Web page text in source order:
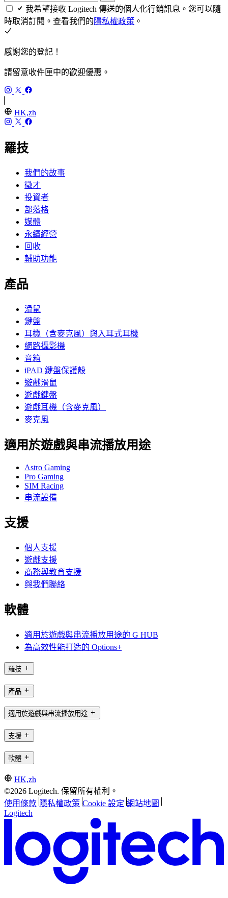
我希望接收 Logitech 傳送的個人化行銷訊息。您可以隨
時取消訂閱。查看我們的隱私權政策 。
感謝您的登記！
請留意收件匣中的歡迎優惠。
HK,zh
羅技
我們的故事
徵才
投資者
部落格
媒體
永續經營
回收
輔助功能
產品
滑鼠
鍵盤
耳機（含麥克風）與入耳式耳機
網路攝影機
音箱
iPAD 鍵盤保護殼
遊戲滑鼠
遊戲鍵盤
遊戲耳機（含麥克風）
麥克風
適用於遊戲與串流播放用途
Astro Gaming
Pro Gaming
SIM Racing
串流設備
支援
個人支援
遊戲支援
商務與教育支援
與我們聯絡
軟體
適用於遊戲與串流播放用途的 G HUB
為高效性能打造的 Options+
羅技
產品
適用於遊戲與串流播放用途
支援
軟體
HK,zh
©2026 Logitech. 保留所有權利。
使用條款 隱私權政策 Cookie 設定 網站地圖
Logitech